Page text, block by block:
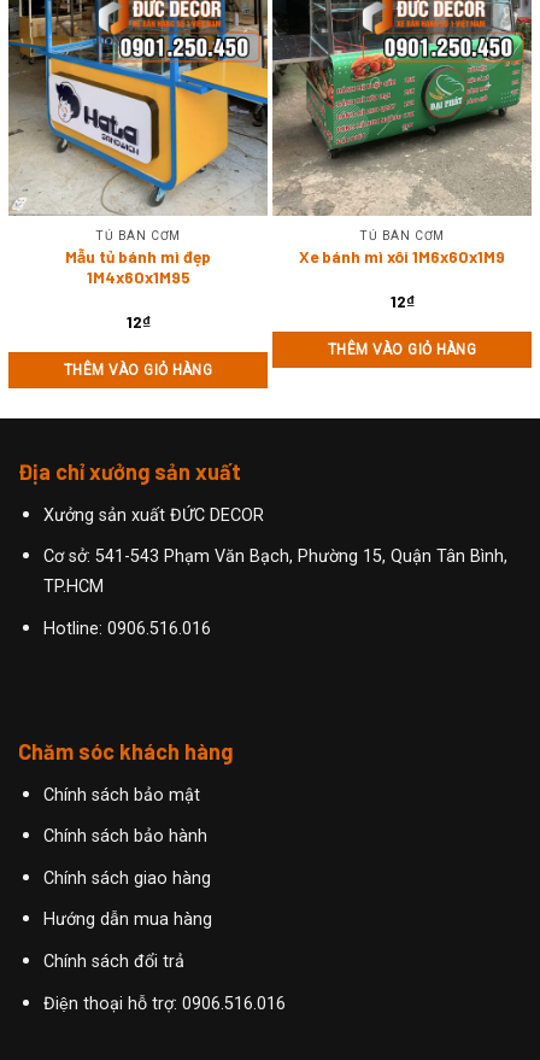
TỦ BÁN CƠM
Mẫu tủ bánh mì đẹp
1M4x60x1M95
12₫
THÊM VÀO GIỎ HÀNG
TỦ BÁN CƠM
Xe bánh mì xôi 1M6x60x1M9
12₫
THÊM VÀO GIỎ HÀNG
Địa chỉ xưởng sản xuất
Xưởng sản xuất ĐỨC DECOR
Cơ sở: 541-543 Phạm Văn Bạch, Phường 15, Quận Tân Bình,
TP.HCM
Hotline: 0906.516.016
Chăm sóc khách hàng
Chính sách bảo mật
Chính sách bảo hành
Chính sách giao hàng
Hướng dẫn mua hàng
Chính sách đổi trả
Điện thoại hỗ trợ: 0906.516.016